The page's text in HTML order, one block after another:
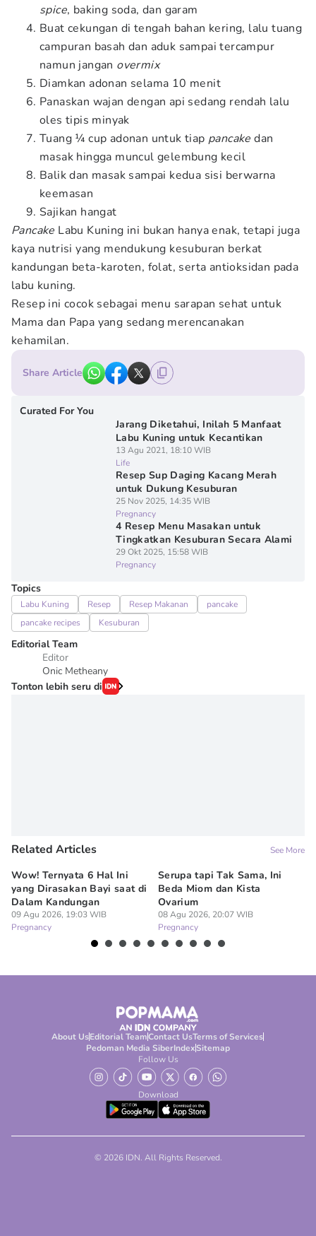
spice, baking soda, dan garam
Buat cekungan di tengah bahan kering, lalu tuang
campuran basah dan aduk sampai tercampur
namun jangan overmix
Diamkan adonan selama 10 menit
Panaskan wajan dengan api sedang rendah lalu
oles tipis minyak
Tuang ¼ cup adonan untuk tiap pancakedan
masak hingga muncul gelembung kecil
Balik dan masak sampai kedua sisi berwarna
keemasan
Sajikan hangat
Pancake Labu Kuning ini bukan hanya enak, tetapi juga
kaya nutrisi yang mendukung kesuburan berkat
kandungan beta-karoten, folat, serta antioksidan pada
labu kuning.
Resep ini cocok sebagai menu sarapan sehat untuk
Mama dan Papa yang sedang merencanakan
kehamilan.
Share Article
Curated For You
Jarang Diketahui, Inilah 5 Manfaat
Labu Kuning untuk Kecantikan
13 Agu 2021, 18:10 WIB
Life
Resep Sup Daging Kacang Merah
untuk Dukung Kesuburan
25 Nov 2025, 14:35 WIB
Pregnancy
4 Resep Menu Masakan untuk
Tingkatkan Kesuburan Secara Alami
29 Okt 2025, 15:58 WIB
Pregnancy
Topics
Labu Kuning Resep Resep Makanan
pancake
pancake recipes
Kesuburan
Editorial Team
Editor
Onic Metheany
Tonton lebih seru di
Related Articles See More
Wow! Ternyata 6 Hal Ini
yang Dirasakan Bayi saat di
Dalam Kandungan
09 Agu 2026, 19:03 WIB
Pregnancy
Serupa tapi Tak Sama, Ini
Beda Miom dan Kista
Ovarium
08 Agu 2026, 20:07 WIB
Pregnancy
About UsEditorial TeamContact UsTerms of Services
Pedoman Media SiberIndexSitemap
Follow Us
Download
© 2026 IDN. All Rights Reserved.